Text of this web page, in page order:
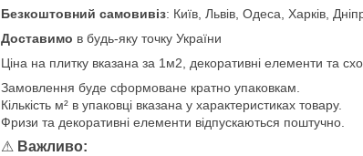
Безкоштовний самовивіз: Київ, Львів, Одеса, Харків,
Доставимо в будь-яку точку України
Ціна на плитку вказана за 1м2, декоративні елементи та
Замовлення буде сформоване кратно упаковкам.
Кількість м² в упаковці вказана у характеристиках товару.
Фризи та декоративні елементи відпускаються поштучно.
⚠ Важливо: